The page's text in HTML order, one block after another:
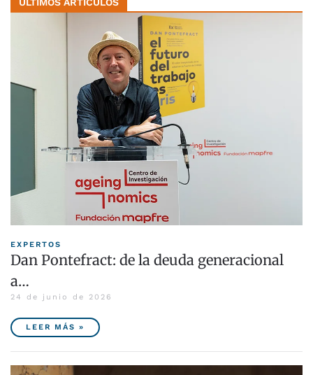
EXPERTOS
Dan Pontefract: de la deuda generacional
a…
24 de junio de 2026
LEER MÁS »